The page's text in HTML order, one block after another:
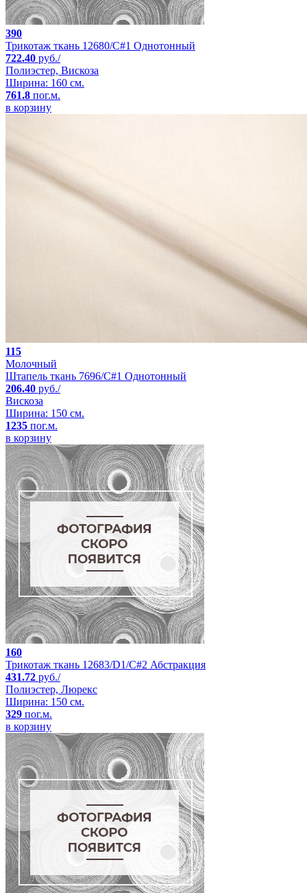
390
Трикотаж ткань 12680/C#1 Однотонный
722.40 руб./
Полиэстер, Вискоза
Ширина: 160 см.
761.8 пог.м.
в корзину
115
Молочный
Штапель ткань 7696/C#1 Однотонный
206.40 руб./
Вискоза
Ширина: 150 см.
1235 пог.м.
в корзину
160
Трикотаж ткань 12683/D1/C#2 Абстракция
431.72 руб./
Полиэстер, Люрекс
Ширина: 150 см.
329 пог.м.
в корзину